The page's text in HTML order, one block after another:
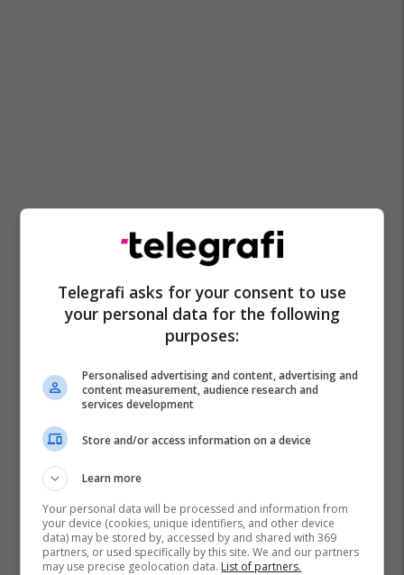
Monaco Barcelona Ansu Fati
Transferimet
Telegrafi asks for your consent to use
your personal data for the following
purposes:
Personalised advertising and content, advertising and
content measurement, audience research and
services development
Store and/or access information on a device
Learn more
Your personal data will be processed and information from
your device (cookies, unique identifiers, and other device
data) may be stored by, accessed by and shared with 369
partners, or used specifically by this site. We and our partners
may use precise geolocation data. List of partners.